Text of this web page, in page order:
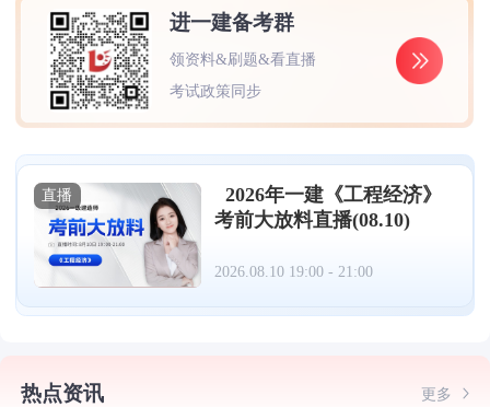
进一建备考群
领资料&刷题&看直播
考试政策同步
直播
2026年一建《工程经济》
考前大放料直播(08.10)
2026.08.10 19:00 - 21:00
热点资讯 更多